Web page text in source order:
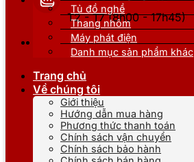
T2 - T7 (8h00 - 17h45)
Tủ đồ nghề
Thang nhôm
Máy phát điện
Danh mục sản phẩm khác
Trang chủ
Về chúng tôi
Giới thiệu
Hướng dẫn mua hàng
Phương thức thanh toán
Chính sách vận chuyển
Chính sách bảo hành